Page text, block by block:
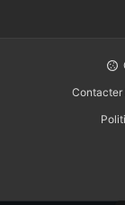
Contacter